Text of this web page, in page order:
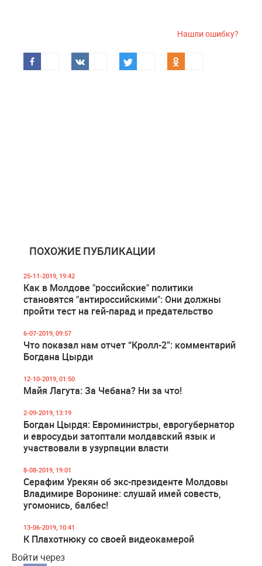
Нашли ошибку?
ПОХОЖИЕ ПУБЛИКАЦИИ
25-11-2019, 19:42
Как в Молдове "российские" политики
становятся "антироссийскими": Они должны
пройти тест на гей-парад и предательство
6-07-2019, 09:57
Что показал нам отчет “Кролл-2”: комментарий
Богдана Цырди
12-10-2019, 01:50
Майя Лагута: За Чебана? Ни за что!
2-09-2019, 13:19
Богдан Цырдя: Евроминистры, еврогубернатор
и евросудьи затоптали молдавский язык и
участвовали в узурпации власти
8-08-2019, 19:01
Серафим Урекян об экс-президенте Молдовы
Владимире Воронине: слушай имей совесть,
угомонись, балбес!
13-06-2019, 10:41
К Плахотнюку со своей видеокамерой
Войти через